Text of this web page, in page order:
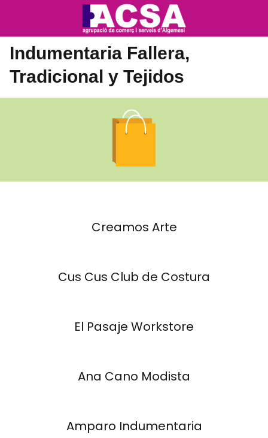
Indumentaria Fallera,
Tradicional y Tejidos
Creamos Arte
Cus Cus Club de Costura
El Pasaje Workstore
Ana Cano Modista
Amparo Indumentaria